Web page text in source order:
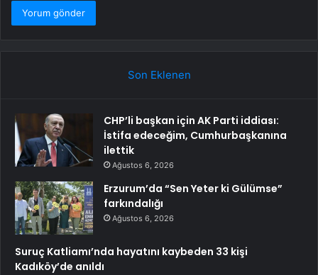
Son Eklenen
CHP’li başkan için AK Parti iddiası:
İstifa edeceğim, Cumhurbaşkanına
ilettik
Ağustos 6, 2026
Erzurum’da “Sen Yeter ki Gülümse”
farkındalığı
Ağustos 6, 2026
Suruç Katliamı’nda hayatını kaybeden 33 kişi
Kadıköy’de anıldı